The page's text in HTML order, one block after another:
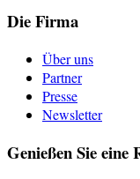
Die Firma
Über uns
Partner
Presse
Newsletter
Genießen Sie eine